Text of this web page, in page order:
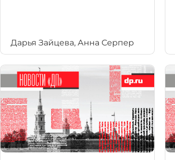
Дарья Зайцева, Анна Серпер